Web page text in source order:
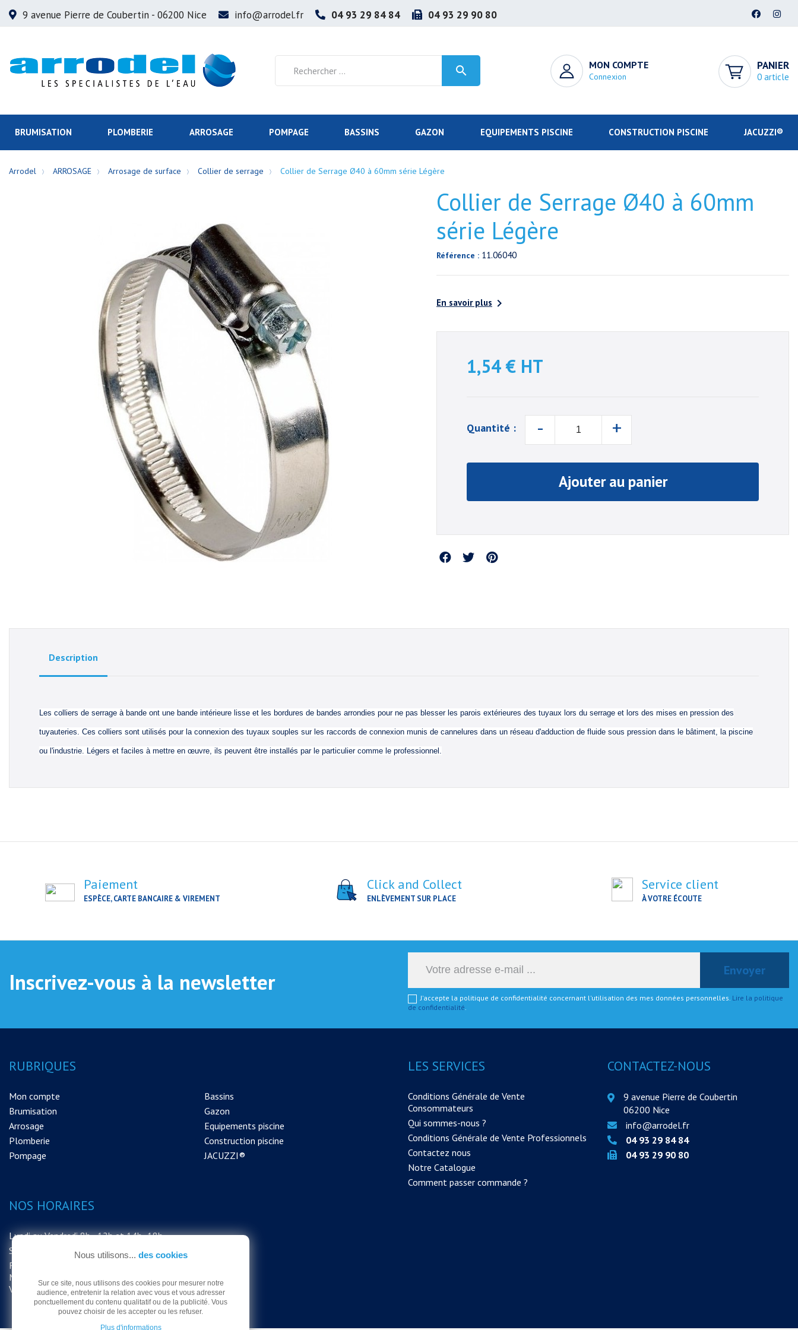
9 avenue Pierre de Coubertin - 06200 Nice info@arrodel.fr 04 93 29 84 84 04 93 29 90 80
 MON COMPTE
Connexion
PANIER
0 article
BRUMISATION PLOMBERIE ARROSAGE POMPAGE BASSINS GAZON EQUIPEMENTS PISCINE CONSTRUCTION PISCINE JACUZZI®
Arrodel ARROSAGE Arrosage de surface Collier de serrage Collier de Serrage Ø40 à 60mm série Légère
Collier de Serrage Ø40 à 60mm
série Légère
Référence : 11.06040
En savoir plus 
1,54 € HT
Quantité : - +
Ajouter au panier
Partager
Description
Les colliers de serrage à bande ont une bande intérieure lisse et les bordures de bandes arrondies pour ne pas blesser les parois extérieures des tuyaux lors du serrage et lors des mises en pression des
tuyauteries. Ces colliers sont utilisés pour la connexion des tuyaux souples sur les raccords de connexion munis de cannelures dans un réseau d'adduction de fluide sous pression dans le bâtiment, la piscine
ou l'industrie. Légers et faciles à mettre en œuvre, ils peuvent être installés par le particulier comme le professionnel.
Paiement
ESPÈCE, CARTE BANCAIRE & VIREMENT
Click and Collect
ENLÈVEMENT SUR PLACE
Service client
À VOTRE ÉCOUTE
Inscrivez-vous à la newsletter
J'accepte la politique de confidentialité concernant l'utilisation des mes données personnelles. Lire la politique
de confidentialité
RUBRIQUES
Mon compte
Brumisation
Arrosage
Plomberie
Pompage
Bassins
Gazon
Equipements piscine
Construction piscine
JACUZZI®
LES SERVICES
Conditions Générale de Vente
Consommateurs
Qui sommes-nous ?
Conditions Générale de Vente Professionnels
Contactez nous
Notre Catalogue
Comment passer commande ?
NOS HORAIRES
Lundi au Vendredi 8h - 12h et 14h -18h
Samedi 8h - 12h
FERMETURE EXCEPTIONNELLE DU
MAGASIN LE SAMEDI 15 AOUT MERCI DE
VOTRE COMPRÉHENSION
CONTACTEZ-NOUS
9 avenue Pierre de Coubertin
06200 Nice
info@arrodel.fr
04 93 29 84 84
04 93 29 90 80
Nous utilisons... des cookies
Sur ce site, nous utilisons des cookies pour mesurer notre
audience, entretenir la relation avec vous et vous adresser
ponctuellement du contenu qualitatif ou de la publicité. Vous
pouvez choisir de les accepter ou les refuser.
Plus d'informations